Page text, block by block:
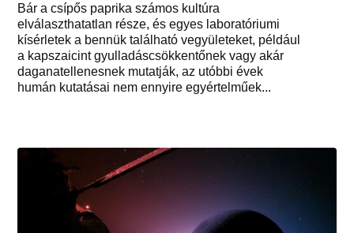
Bár a csípős paprika számos kultúra
elválaszthatatlan része, és egyes laboratóriumi
kísérletek a bennük található vegyületeket, például
a kapszaicint gyulladáscsökkentőnek vagy akár
daganatellenesnek mutatják, az utóbbi évek
humán kutatásai nem ennyire egyértelműek...